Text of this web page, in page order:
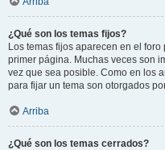
¿Qué son los temas fijos?
Los temas fijos aparecen en el
primer página. Muchas veces son
vez que sea posible. Como en los
para fijar un tema son otorgados
Arriba
¿Qué son los temas cerrados?